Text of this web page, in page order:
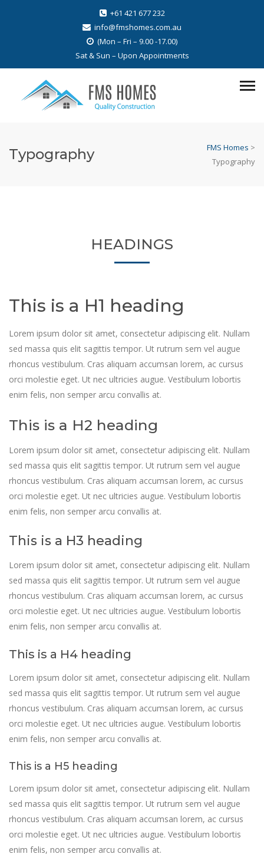
+61 421 677 232
info@fmshomes.com.au
(Mon – Fri – 9.00 -17.00)
Sat & Sun – Upon Appointments
Typography FMS Homes >
Typography
HEADINGS
This is a H1 heading
Lorem ipsum dolor sit amet, consectetur adipiscing elit. Nullam
sed massa quis elit sagittis tempor. Ut rutrum sem vel augue
rhoncus vestibulum. Cras aliquam accumsan lorem, ac cursus
orci molestie eget. Ut nec ultricies augue. Vestibulum lobortis
enim felis, non semper arcu convallis at.
This is a H2 heading
Lorem ipsum dolor sit amet, consectetur adipiscing elit. Nullam
sed massa quis elit sagittis tempor. Ut rutrum sem vel augue
rhoncus vestibulum. Cras aliquam accumsan lorem, ac cursus
orci molestie eget. Ut nec ultricies augue. Vestibulum lobortis
enim felis, non semper arcu convallis at.
This is a H3 heading
Lorem ipsum dolor sit amet, consectetur adipiscing elit. Nullam
sed massa quis elit sagittis tempor. Ut rutrum sem vel augue
rhoncus vestibulum. Cras aliquam accumsan lorem, ac cursus
orci molestie eget. Ut nec ultricies augue. Vestibulum lobortis
enim felis, non semper arcu convallis at.
This is a H4 heading
Lorem ipsum dolor sit amet, consectetur adipiscing elit. Nullam
sed massa quis elit sagittis tempor. Ut rutrum sem vel augue
rhoncus vestibulum. Cras aliquam accumsan lorem, ac cursus
orci molestie eget. Ut nec ultricies augue. Vestibulum lobortis
enim felis, non semper arcu convallis at.
This is a H5 heading
Lorem ipsum dolor sit amet, consectetur adipiscing elit. Nullam
sed massa quis elit sagittis tempor. Ut rutrum sem vel augue
rhoncus vestibulum. Cras aliquam accumsan lorem, ac cursus
orci molestie eget. Ut nec ultricies augue. Vestibulum lobortis
enim felis, non semper arcu convallis at.